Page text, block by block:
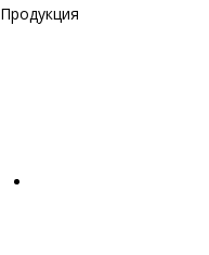
Продукция